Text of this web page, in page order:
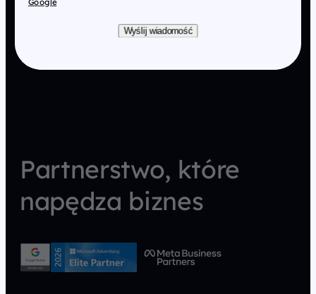
Wyślij wiadomość
Partnerstwo, które
napędza biznes